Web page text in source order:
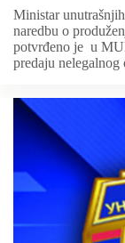
Ministar
naredbu o
potvrđeno je u
predaju